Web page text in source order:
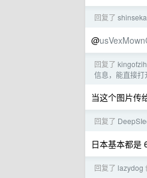
回复了
@
回复了
信息，能直接
当这个图片传
回复了
日本基本都是
回复了 lazydog